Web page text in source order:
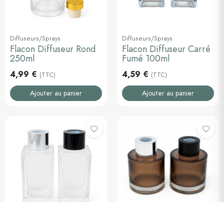
Diffuseurs/Sprays
Flacon Diffuseur Rond
250ml
4,99 € (TTC)
Ajouter au panier
Diffuseurs/Sprays
Flacon Diffuseur Carré
Fumé 100ml
4,59 € (TTC)
Ajouter au panier